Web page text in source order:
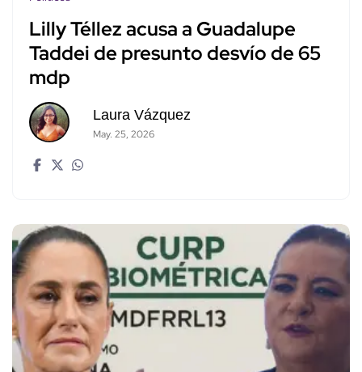
Lilly Téllez acusa a Guadalupe
Taddei de presunto desvío de 65
mdp
Laura Vázquez
May. 25, 2026